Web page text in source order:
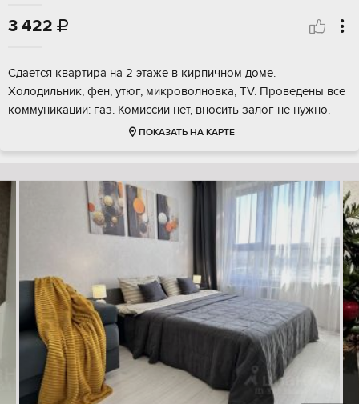
3 422 
Сдается квартира на 2 этаже в кирпичном доме.
Холодильник, фен, утюг, микроволновка, TV. Проведены все
коммуникации: газ. Комиссии нет, вносить залог не нужно.
ПОКАЗАТЬ НА КАРТЕ